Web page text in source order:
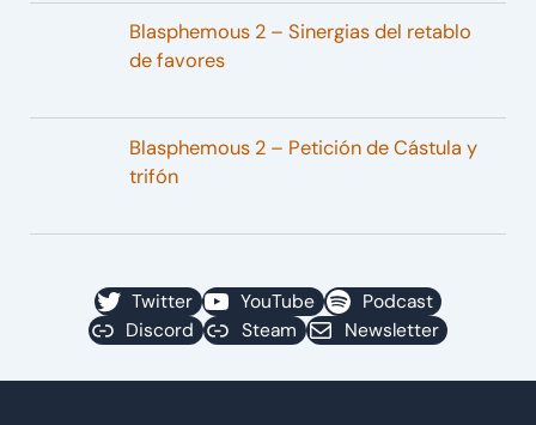
Blasphemous 2 – Sinergias del retablo
de favores
Blasphemous 2 – Petición de Cástula y
trifón
Twitter YouTube
Podcast
Discord
Steam Newsletter